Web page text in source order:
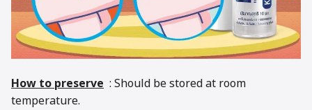
How to preserve : Should be stored at room
temperature.